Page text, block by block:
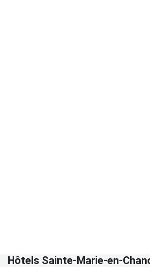
Hôtels Sainte-Marie-en-